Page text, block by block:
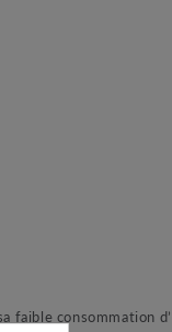
faible consommation